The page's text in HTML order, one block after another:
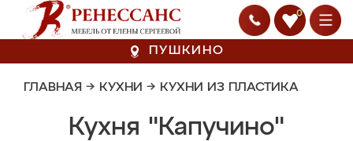
0
ПУШКИНО
ГЛАВНАЯ → КУХНИ → КУХНИ ИЗ ПЛАСТИКА
Кухня "Капучино"